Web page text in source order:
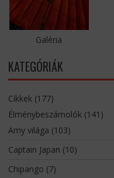
Galéria
KATEGÓRIÁK
Cikkek(177)
Élménybeszámolók(141)
Amy világa (103)
Captain Japan (10)
Chipango (7)